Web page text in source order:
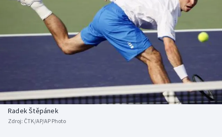
DALŠÍ SPORTY
Americký fotbal
Biatlon
NEPŘEHLÉDNĚTE
Historické návraty
Aplikace ČT sport
Radek Štěpánek
Zdroj: ČTK/AP/AP Photo